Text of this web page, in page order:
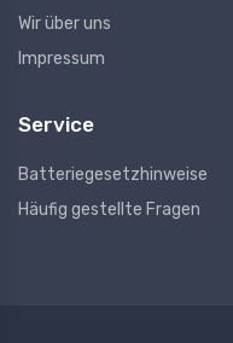
Wir über uns
Impressum
Service
Batteriegesetzhinweise
Häufig gestellte Fragen